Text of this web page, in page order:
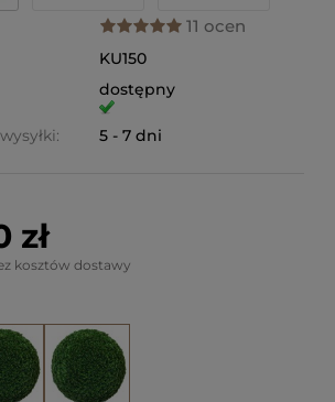
11 ocen
KU150
dostępny
5 - 7 dni
zł
kosztów dostawy